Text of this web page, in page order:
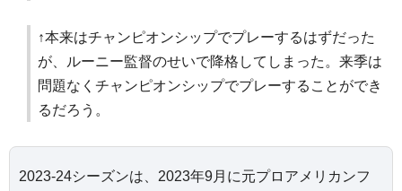
↑本来はチャンピオンシップでプレーするはずだった
が、ルーニー監督のせいで降格してしまった。来季は
問題なくチャンピオンシップでプレーすることができ
るだろう。
2023-24シーズンは、2023年9月に元プロアメリカンフ